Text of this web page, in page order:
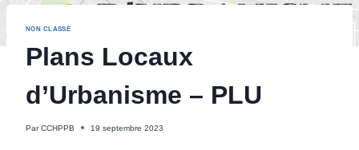
NON CLASSÉ
Plans Locaux
d’Urbanisme – PLU
Par CCHPPB 19 septembre 2023